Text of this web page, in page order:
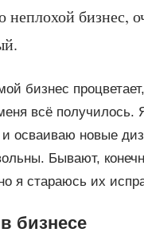
неплохой бизнес,
бизнес
всё получилось.
и осваиваю новые
Бывают,
я стараюсь их
бизнесе